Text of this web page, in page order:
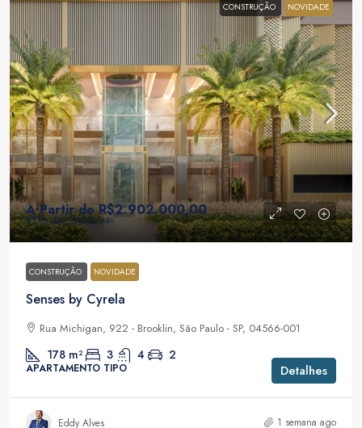
CONSTRUÇÃO NOVIDADE
A Partir deR$2.902.000,00
R$16.303,00/Por M²
CONSTRUÇÃO NOVIDADE
Senses by Cyrela
Rua Michigan, 922 - Brooklin, São Paulo - SP, 04566-001
178 m² 3 4 2
APARTAMENTO TIPO Detalhes
Eddy Alves 1 semana ago